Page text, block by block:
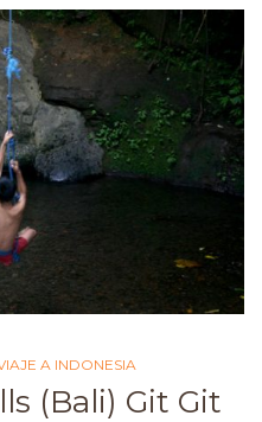
A INDONESIA
(Bali) Git Git